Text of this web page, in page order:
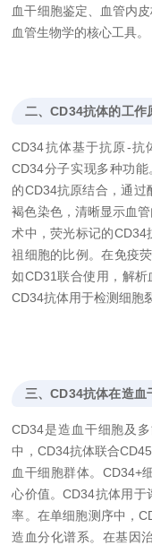
血干细胞鉴定、血管内
血管生物学的核心工具。
二、CD34抗体的工作
CD34抗体基于抗原-抗
CD34分子实现多种功
的CD34抗原结合，通
褐色染色，清晰显示血
术中，荧光标记的CD34
祖细胞的比例。在免疫
如CD31联合使用，解析
CD34抗体用于检测细胞
三、CD34抗体在造血
CD34是造血干细胞及
中，CD34抗体联合
血干细胞群体。CD34+
心价值。CD34抗体用于
率。在单细胞测序中，
造血分化谱系。在基因